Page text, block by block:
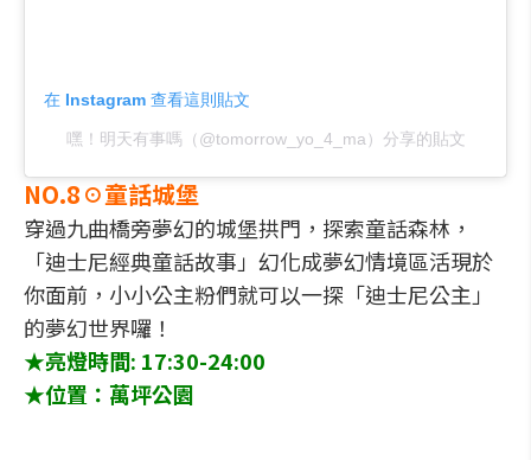
在 Instagram 查看這則貼文
嘿！明天有事嗎（@tomorrow_yo_4_ma）分享的貼文
NO.8☉童話城堡
穿過九曲橋旁夢幻的城堡拱門，探索童話森林，
「迪士尼經典童話故事」幻化成夢幻情境區活現於
你面前，小小公主粉們就可以一探「迪士尼公主」
的夢幻世界囉！
★亮燈時間: 17:30-24:00
★位置：萬坪公園